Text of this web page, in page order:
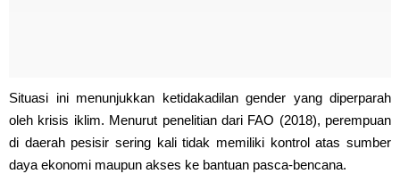
Situasi ini menunjukkan ketidakadilan gender yang diperparah
oleh krisis iklim. Menurut penelitian dari FAO (2018), perempuan
di daerah pesisir sering kali tidak memiliki kontrol atas sumber
daya ekonomi maupun akses ke bantuan pasca-bencana.